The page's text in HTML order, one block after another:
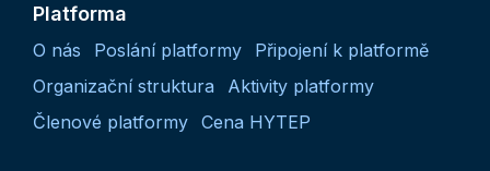
Platforma
O nás Poslání platformy
Připojení k platformě
Organizační struktura
Aktivity platformy
Členové platformy Cena HYTEP